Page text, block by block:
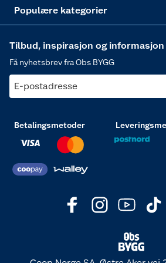
Populære kategorier
Tilbud, inspirasjon og informasjon
Få nyhetsbrev fra Obs BYGG
E-postadresse
Betalingsmetoder